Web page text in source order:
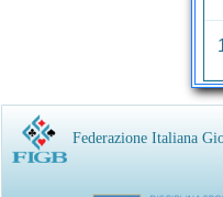
Federazione Italiana